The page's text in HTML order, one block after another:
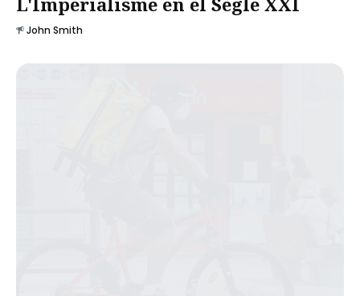
John Smith